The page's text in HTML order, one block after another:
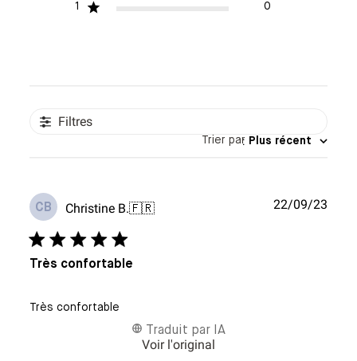
1
0
Filtres
Trier par: Plus récent
CB Christine B.🇫🇷
Très confortable
Très confortable
Traduit par IA
Voir l'original
22/09/23